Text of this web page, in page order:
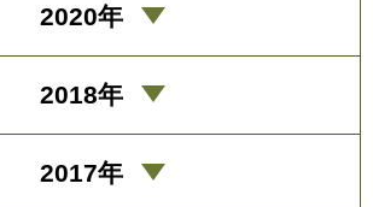
2020年
2018年
2017年